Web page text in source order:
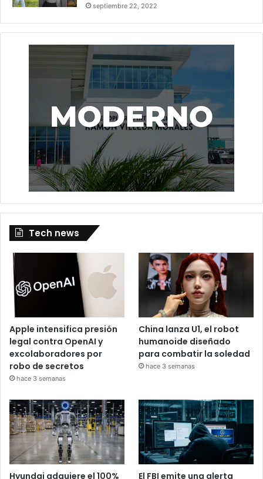
septiembre 22, 2022
Tech news
Apple intensifica presión
legal contra OpenAI y
excolaboradores por
robo de secretos
hace 3 semanas
China lanza U1, el robot
humanoide diseñado
para combatir la soledad
hace 3 semanas
Hyundai adquiere el 100%
El FBI emite una alerta